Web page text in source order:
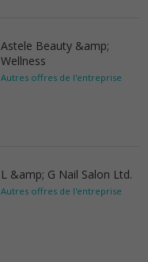
Astele Beauty &amp;
Wellness
Autres offres de l'entreprise
L &amp; G Nail Salon Ltd.
Autres offres de l'entreprise